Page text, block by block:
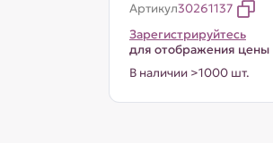
Артикул30261137
Зарегистрируйтесь
для отображения цены
В наличии >1000 шт.